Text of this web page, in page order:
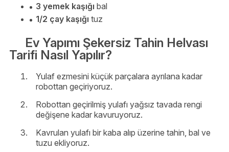
3 yemek kaşığı bal
1/2 çay kaşığı tuz
Ev Yapımı Şekersiz Tahin Helvası
Tarifi Nasıl Yapılır?
Yulaf ezmesini küçük parçalara ayrılana kadar
robottan geçiriyoruz.
Robottan geçirilmiş yulafı yağsız tavada rengi
değişene kadar kavuruyoruz.
Kavrulan yulafı bir kaba alıp üzerine tahin, bal ve
tuzu ekliyoruz.